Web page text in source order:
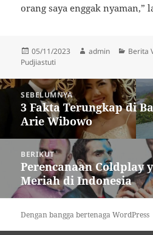
orang saya enggak nyaman,”
Diposkan
pada
05/11/2023 Penulis
admin Berita
Pudjiastuti
Navigasi
SEBELUMNYA
Pos
sebelumnya:
3 Fakta Terungkap di
Arie Wibowo
BERIKUT
Pos
berikutnya:
Perencanaan Coldplay
Meriah di Indonesia
Dengan bangga bertenaga WordPress